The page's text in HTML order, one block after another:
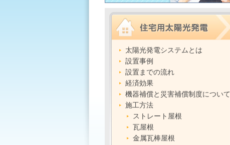
太陽光発電システムとは
設置事例
設置までの流れ
経済効果
機器補償と災害補償制度について
施工方法
ストレート屋根
瓦屋根
金属瓦棒屋根